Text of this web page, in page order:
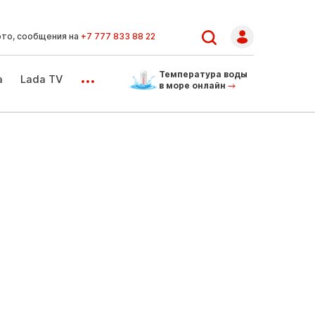
сообщения на +7 777 833 88 22
Lada TV ...
Температура воды
в море онлайн